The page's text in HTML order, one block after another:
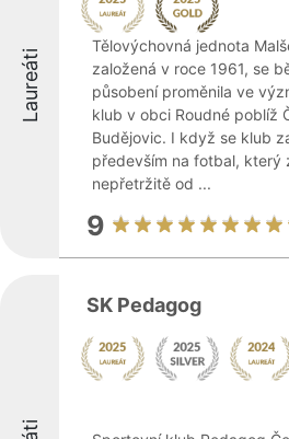
Laureáti
Tělovýchovná jednota
založená v roce 1961, se
působení proměnila ve
klub v obci Roudné poblíž
Budějovic. I když se klub
především na fotbal, který
nepřetržitě od ...
9
SK Pedagog